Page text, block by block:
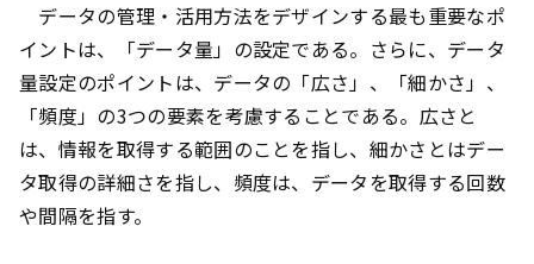
データの管理・活用方法をデザインする最も重要なポ
イントは、「データ量」の設定である。さらに、データ
量設定のポイントは、データの「広さ」、「細かさ」、
「頻度」の3つの要素を考慮することである。広さと
は、情報を取得する範囲のことを指し、細かさとはデー
タ取得の詳細さを指し、頻度は、データを取得する回数
や間隔を指す。